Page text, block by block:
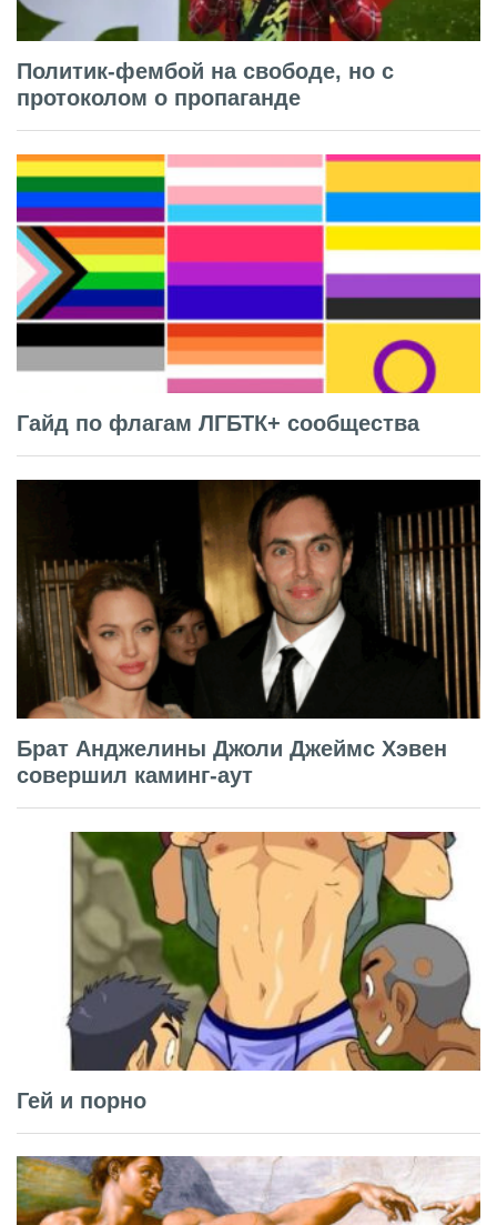
Политик-фембой на свободе, но с
протоколом о пропаганде
Гайд по флагам ЛГБТК+ сообщества
Брат Анджелины Джоли Джеймс Хэвен
совершил каминг-аут
Гей и порно